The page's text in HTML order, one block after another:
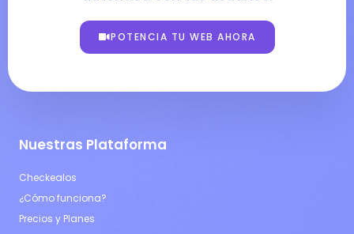
POTENCIA TU WEB AHORA
Nuestras Plataforma
Checkealos
¿Cómo funciona?
Precios y Planes